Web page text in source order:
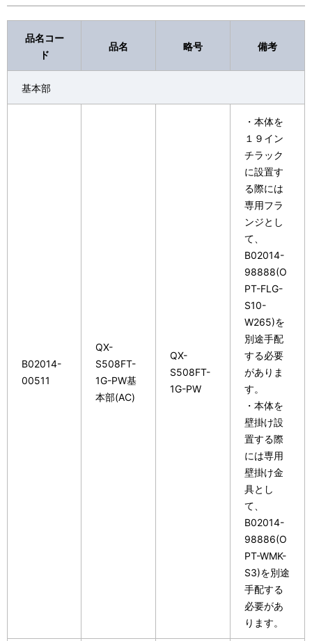
品名コー
ド
品名 略号 備考
基本部
B02014-
00511
QX-
S508FT-
1G-PW基
本部(AC)
QX-
S508FT-
1G-PW
・本体を
１９イン
チラック
に設置す
る際には
専用フラ
ンジとし
て、
B02014-
98888(O
PT-FLG-
S10-
W265)を
別途手配
する必要
がありま
す。
・本体を
壁掛け設
置する際
には専用
壁掛け金
具とし
て、
B02014-
98886(O
PT-WMK-
S3)を別途
手配する
必要があ
ります。